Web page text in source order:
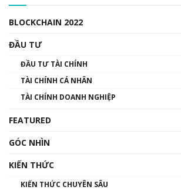
00:02:14
Nhìn lại năm 2022: Những sự
đến hệ sinh thái tiền mã hoá |
BLOCKCHAIN 2022
ĐẦU TƯ
ĐẦU TƯ TÀI CHÍNH
TÀI CHÍNH CÁ NHÂN
TÀI CHÍNH DOANH NGHIỆP
FEATURED
GÓC NHÌN
KIẾN THỨC
KIẾN THỨC CHUYÊN SÂU